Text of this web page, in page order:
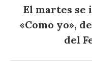
El martes se
«Como yo»,
del